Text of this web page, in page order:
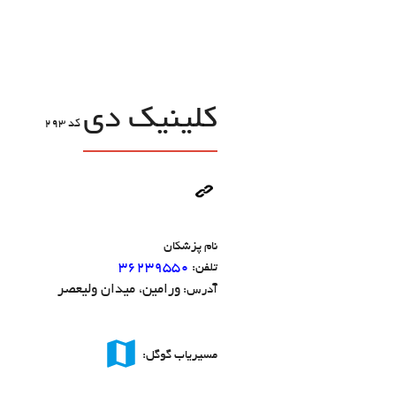
کلینیک دی کد 293
نام پزشکان
تلفن: 36239550
آدرس: ورامین، میدان ولیعصر
مسیریاب گوگل: map